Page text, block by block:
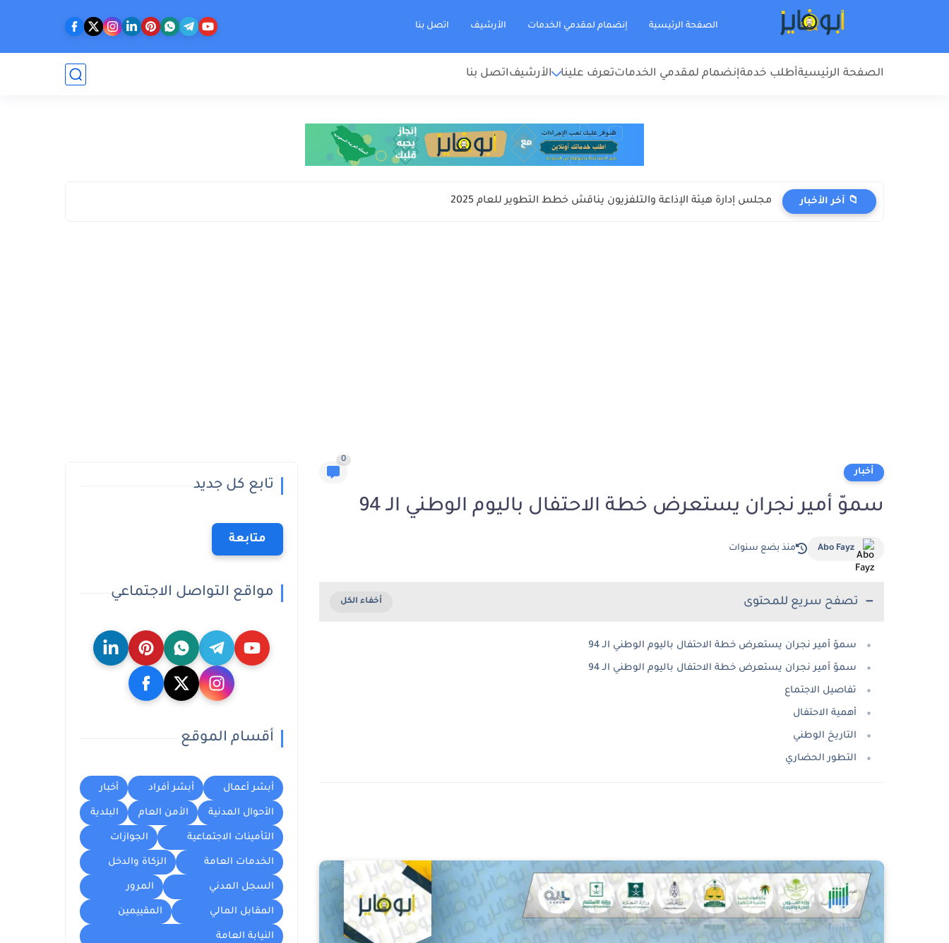
الصفحة الرئيسية إنضمام لمقدمي الخدمات الأرشيف اتصل بنا
الصفحة الرئيسيةأطلب خدمةإنضمام لمقدمي الخدماتتعرف علينا الأرشيفاتصل بنا
📁 آخر الأخبار مجلس إدارة هيئة الإذاعة والتلفزيون يناقش خطط التطوير للعام 2025
أخبار
0
سموّ أمير نجران يستعرض خطة الاحتفال باليوم الوطني الـ 94
Abo Fayz منذ بضع سنوات
تصفح سريع للمحتوى
سموّ أمير نجران يستعرض خطة الاحتفال باليوم الوطني الـ 94
سموّ أمير نجران يستعرض خطة الاحتفال باليوم الوطني الـ 94
تفاصيل الاجتماع
أهمية الاحتفال
التاريخ الوطني
التطور الحضاري
تابع كل جديد
متابعة
مواقع التواصل الاجتماعي
أقسام الموقع
أبشر أعمال أبشر أفراد أخبار
الأحوال المدنية الأمن العام البلدية
التأمينات الاجتماعية الجوازات
الخدمات العامة الزكاة والدخل
السجل المدني المرور
المقابل المالي المقييمين
النيابة العامة